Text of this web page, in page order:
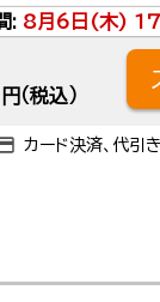
: 8月6日(木)
円（税込）
カード決済、代引